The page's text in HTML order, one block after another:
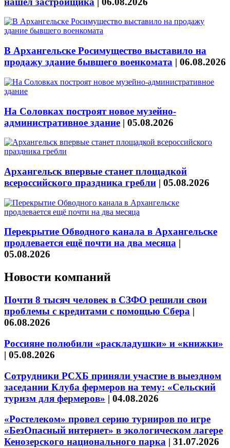
В Архангельске Росимущество выставило на
продажу здание бывшего военкомата | 06.08.2026
На Соловках построят новое музейно-
административное здание | 05.08.2026
Архангельск впервые станет площадкой
всероссийского праздника гребли | 05.08.2026
Перекрытие Обводного канала в Архангельске
продлевается ещё почти на два месяца |
05.08.2026
Новости компаний
Почти 8 тысяч человек в СЗФО решили свои
проблемы с кредитами с помощью Сбера |
06.08.2026
Россияне полюбили «раскладушки» и «книжки»
| 05.08.2026
Сотрудники РСХБ приняли участие в выездном
заседании Клуба фермеров на тему: «Сельский
туризм для фермеров» | 04.08.2026
«Ростелеком» провел серию турниров по игре
«БезОпасный интернет» в экологическом лагере
Кенозерского национального парка | 31.07.2026